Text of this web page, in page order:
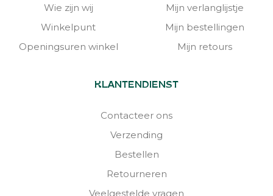
Wie zijn wij
Winkelpunt
Openingsuren winkel
Mijn verlanglijstje
Mijn bestellingen
Mijn retours
KLANTENDIENST
Contacteer ons
Verzending
Bestellen
Retourneren
Veelgestelde vragen